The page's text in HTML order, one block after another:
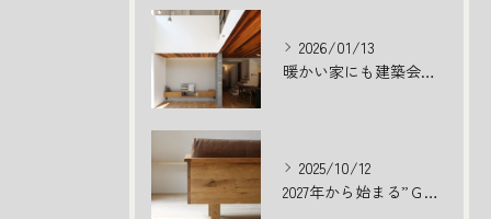
2026/01/13
暖かい家にも建築会社によって違いがある
2025/10/12
2027年から始まる”ＧＸＺＥＨ”とは